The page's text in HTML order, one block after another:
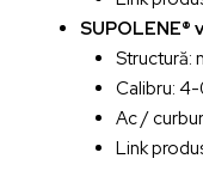
SUPOLENE®
Structură:
Calibru:
Ac /
Link